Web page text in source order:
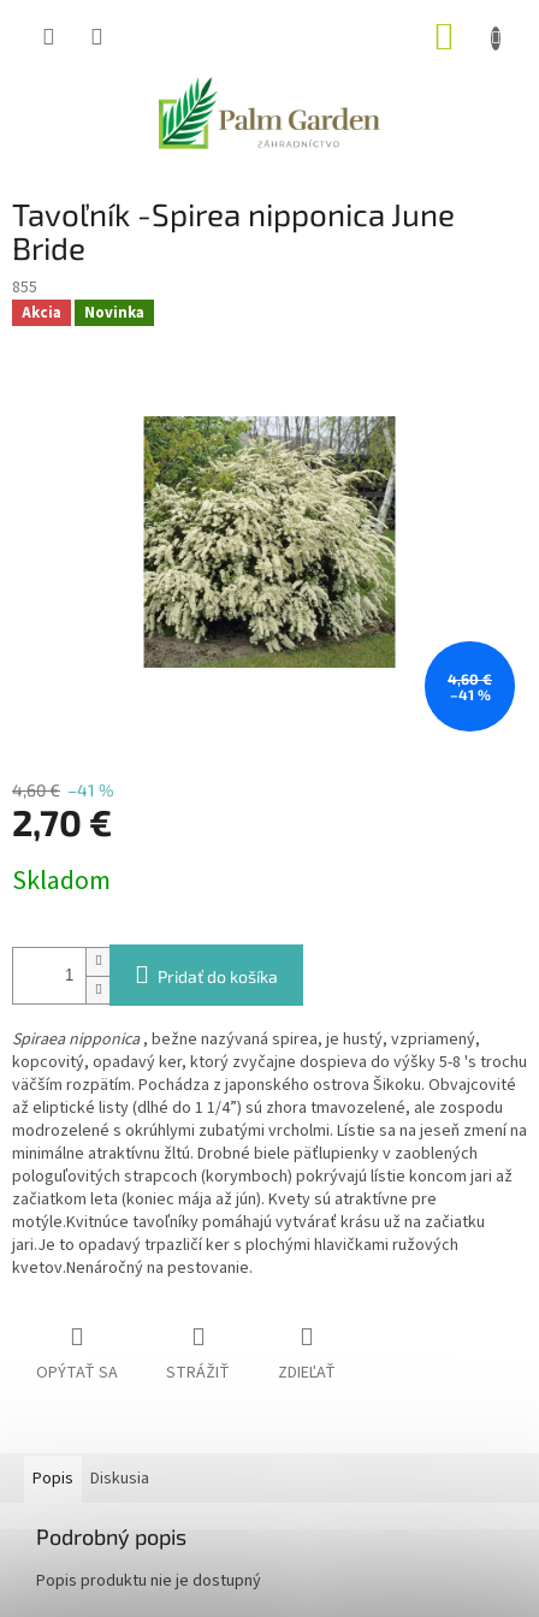
Tavoľník -Spirea nipponica June
Bride
855
Akcia Novinka
4,60 €
–41 %
4,60 € –41 %
2,70 €
cena:
Skladom
Pridať do košíka
Spiraea nipponica, bežne nazývaná spirea, je hustý, vzpriamený,
kopcovitý, opadavý ker, ktorý zvyčajne dospieva do výšky 5-8 's trochu
väčším rozpätím. Pochádza z japonského ostrova Šikoku. Obvajcovité
až eliptické listy (dlhé do 1 1/4”) sú zhora tmavozelené, ale zospodu
modrozelené s okrúhlymi zubatými vrcholmi. Lístie sa na jeseň zmení na
minimálne atraktívnu žltú. Drobné biele päťlupienky v zaoblených
pologuľovitých strapcoch (korymboch) pokrývajú lístie koncom jari až
začiatkom leta (koniec mája až jún). Kvety sú atraktívne pre
motýle.Kvitnúce tavoľníky pomáhajú vytvárať krásu už na začiatku
jari.Je to opadavý trpazličí ker s plochými hlavičkami ružových
kvetov.Nenáročný na pestovanie.
OPÝTAŤ SA STRÁŽIŤ ZDIEĽAŤ
Popis Diskusia
Podrobný popis
Popis produktu nie je dostupný